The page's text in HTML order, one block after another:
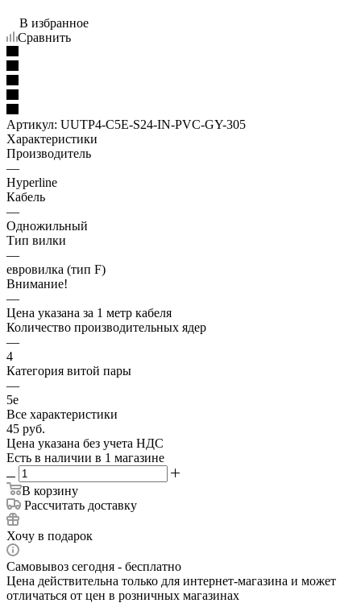
В избранное
Сравнить
Артикул: UUTP4-C5E-S24-IN-PVC-GY-305
Характеристики
Производитель
—
Hyperline
Кабель
—
Одножильный
Тип вилки
—
евровилка (тип F)
Внимание!
—
Цена указана за 1 метр кабеля
Количество производительных ядер
—
4
Категория витой пары
—
5e
Все характеристики
45 руб.
Цена указана без учета НДС
Есть в наличии в 1 магазине
В корзину
Рассчитать доставку
Хочу в подарок
Самовывоз сегодня - бесплатно
Цена действительна только для интернет-магазина и может
отличаться от цен в розничных магазинах